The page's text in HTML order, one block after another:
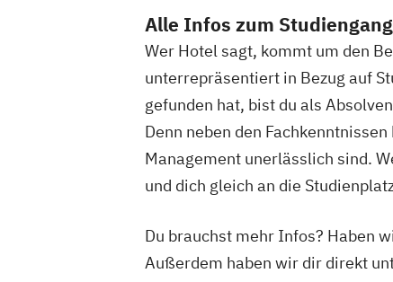
Alle Infos zum Studiengang
Wer Hotel sagt, kommt um den
unterrepräsentiert in Bezug auf
gefunden hat, bist du als
Denn neben den
Management unerlässlich sind.
und dich gleich an die
Du brauchst mehr Infos? Haben
Außerdem haben wir dir direkt